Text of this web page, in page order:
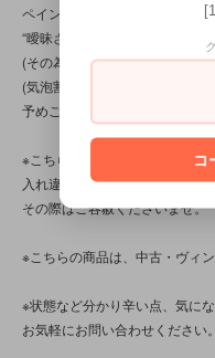
ペイントのムラや漏れや、バリ
“曖昧さ”“甘さ”“雑さ”の部分が見
(その為、塗りムラや気泡割れ
(気泡割れの部分は塗装ハゲのよ
予めご了承くださいませ。)
※こちらの商品は店頭でも販売
入れ違いで完売してしまう場合
その際はご容赦くださいませ。
※こちらの商品は、中古・ヴィン
※状態など分かり辛い点、気に
お気軽にお問い合わせください。
コ